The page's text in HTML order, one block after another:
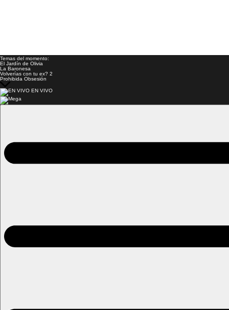
Temas del momento:
El Jardín de Olivia
La Baronesa
Volverías con tu ex? 2
Prohibida Obsesión
EN VIVO